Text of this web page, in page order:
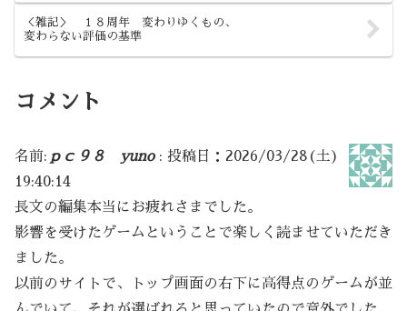
＜雑記＞ １８周年 変わりゆくもの、
変わらない評価の基準
コメント
名前: ｐｃ９８ yuno: 投稿日：2026/03/28(土)
19:40:14
長文の編集本当にお疲れさまでした。
影響を受けたゲームということで楽しく読ませていただき
ました。
以前のサイトで、トップ画面の右下に高得点のゲームが並